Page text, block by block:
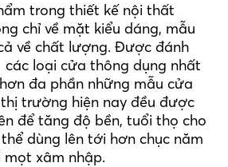
trong thiết kế nội thất
chỉ về mặt kiểu dáng, mẫu
về chất lượng. Được đánh
loại cửa thông dụng nhất
đa phần những mẫu cửa
trường hiện nay đều được
để tăng độ bền, tuổi thọ cho
dùng lên tới hơn chục năm
xâm nhập.